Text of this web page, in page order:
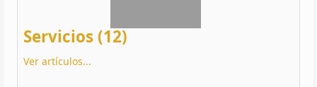
Servicios (12)
Ver artículos...